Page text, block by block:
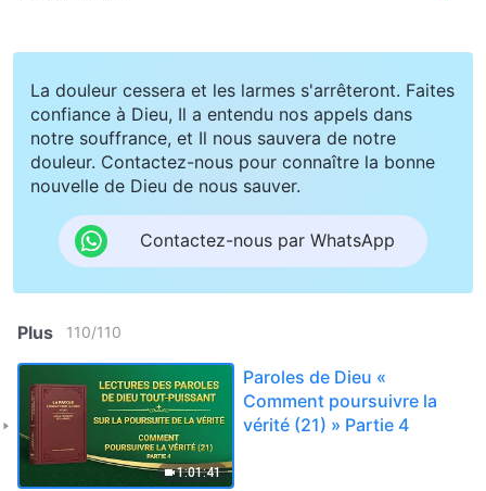
La douleur cessera et les larmes s'arrêteront. Faites
confiance à Dieu, Il a entendu nos appels dans
notre souffrance, et Il nous sauvera de notre
douleur. Contactez-nous pour connaître la bonne
nouvelle de Dieu de nous sauver.
Contactez-nous par WhatsApp
Plus 110/110
1:01:41
Paroles de Dieu «
Comment poursuivre la
vérité (21) » Partie 4